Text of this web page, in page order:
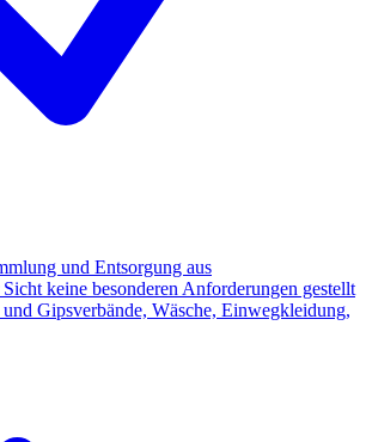
und Entsorgung aus
keine besonderen Anforderungen gestellt
Gipsverbände, Wäsche, Einwegkleidung,